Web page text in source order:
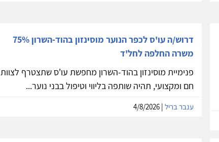
דרוש/ה עו'ס לכפר הנוער מוסינזון בהוד-השרון 75%
משרה החלפה לחל'ד
פנימיית מוסינזון בהוד-השרון מחפשת עו'ס שתצטרף לצוות
חם ומקצועי, תהיה שותפה בליווי וטיפול בבני נוער...
ענבר בריל| 4/8/2026